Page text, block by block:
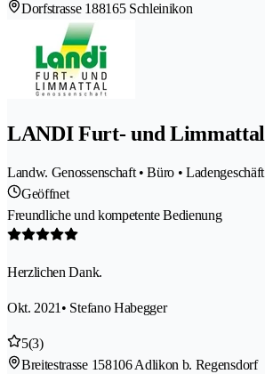
Dorfstrasse 188165 Schleinikon
LANDI Furt- und Limmattal
Landw. Genossenschaft • Büro • Ladengeschäft
Geöffnet
Freundliche und kompetente Bedienung
Herzlichen Dank.
Okt. 2021 • Stefano Habegger
5(3)
Breitestrasse 158106 Adlikon b. Regensdorf